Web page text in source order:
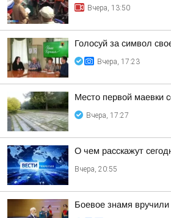
Вчера, 13:50
Голосуй за символ
Вчера, 17:23
Место первой маевки
Вчера, 17:27
О чем расскажут
Вчера, 20:55
Боевое знамя